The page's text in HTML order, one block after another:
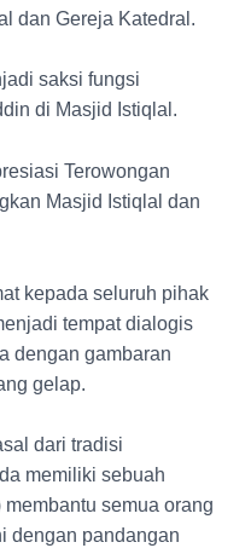
dan Gereja Katedral.
saksi fungsi
di Masjid Istiqlal.
Terowongan
Masjid Istiqlal dan
kepada seluruh pihak
tempat dialogis
dengan gambaran
gelap.
dari tradisi
memiliki sebuah
semua orang
dengan pandangan